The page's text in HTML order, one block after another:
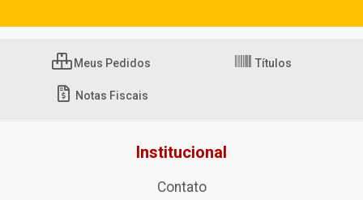
Meus Pedidos Títulos
Notas Fiscais
Institucional
Contato